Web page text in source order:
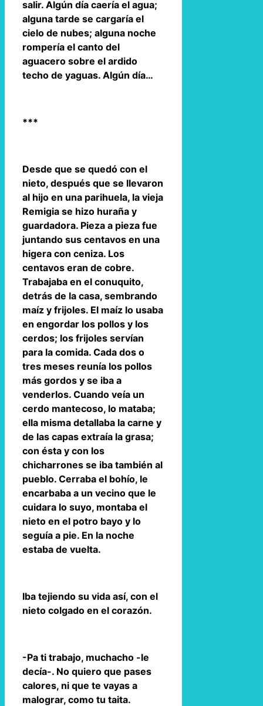
salir. Algún día caería el agua;
alguna tarde se cargaría el
cielo de nubes; alguna noche
rompería el canto del
aguacero sobre el ardido
techo de yaguas. Algún día…
***
Desde que se quedó con el
nieto, después que se llevaron
al hijo en una parihuela, la vieja
Remigia se hizo huraña y
guardadora. Pieza a pieza fue
juntando sus centavos en una
higera con ceniza. Los
centavos eran de cobre.
Trabajaba en el conuquito,
detrás de la casa, sembrando
maíz y frijoles. El maíz lo usaba
en engordar los pollos y los
cerdos; los frijoles servían
para la comida. Cada dos o
tres meses reunía los pollos
más gordos y se iba a
venderlos. Cuando veía un
cerdo mantecoso, lo mataba;
ella misma detallaba la carne y
de las capas extraía la grasa;
con ésta y con los
chicharrones se iba también al
pueblo. Cerraba el bohío, le
encarbaba a un vecino que le
cuidara lo suyo, montaba el
nieto en el potro bayo y lo
seguía a pie. En la noche
estaba de vuelta.
Iba tejiendo su vida así, con el
nieto colgado en el corazón.
-Pa ti trabajo, muchacho -le
decía-. No quiero que pases
calores, ni que te vayas a
malograr, como tu taita.